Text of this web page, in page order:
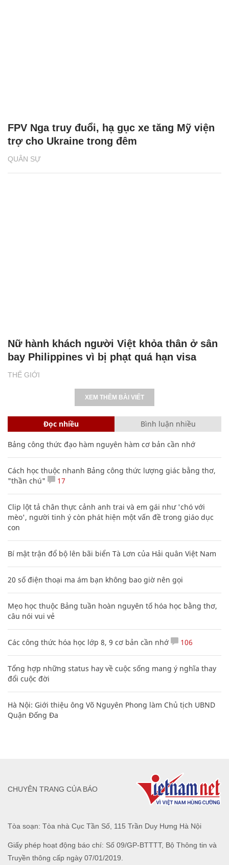
QUÂN SỰ
FPV Nga truy đuổi, hạ gục xe tăng Mỹ viện
trợ cho Ukraine trong đêm
THẾ GIỚI
Nữ hành khách người Việt khỏa thân ở sân
bay Philippines vì bị phạt quá hạn visa
XEM THÊM BÀI VIẾT
Đọc nhiều Bình luận nhiều
Bảng công thức đạo hàm nguyên hàm cơ bản cần nhớ
Cách học thuộc nhanh Bảng công thức lượng giác bằng thơ,
"thần chú"
17
Clip lột tả chân thực cảnh anh trai và em gái như 'chó với
mèo', người tinh ý còn phát hiện một vấn đề trong giáo dục
con
Bí mật trận đổ bộ lên bãi biển Tà Lơn của Hải quân Việt Nam
20 số điện thoại ma ám bạn không bao giờ nên gọi
Mẹo học thuộc Bảng tuần hoàn nguyên tố hóa học bằng thơ,
câu nói vui vẻ
Các công thức hóa học lớp 8, 9 cơ bản cần nhớ 106
Tổng hợp những status hay về cuộc sống mang ý nghĩa thay
đổi cuộc đời
Hà Nội: Giới thiệu ông Võ Nguyên Phong làm Chủ tịch UBND
Quận Đống Đa
Tòa soạn: Tòa nhà Cục Tần Số, 115 Trần Duy Hưng Hà Nội
Giấy phép hoạt động báo chí: Số 09/GP-BTTTT, Bộ Thông tin và
Truyền thông cấp ngày 07/01/2019.
CHUYÊN TRANG CỦA BÁO